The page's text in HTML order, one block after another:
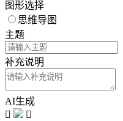
图形选择
思维导图
主题
补充说明
AI生成

